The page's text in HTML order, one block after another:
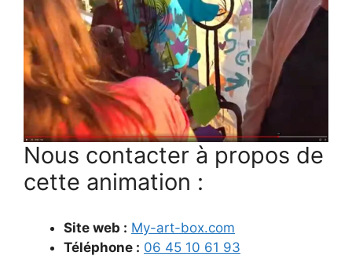
Nous contacter à propos de
cette animation :
Site web : My-art-box.com
Téléphone : 06 45 10 61 93